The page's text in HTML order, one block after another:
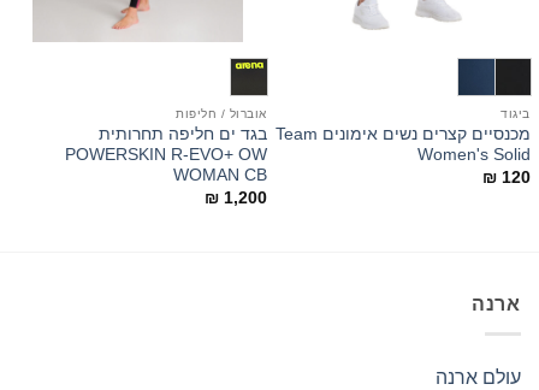
ביגוד
מכנסיים קצרים נשים אימונים Team
Women's Solid
₪ 120
אוברול / חליפות
בגד ים חליפה תחרותית
POWERSKIN R-EVO+ OW
WOMAN CB
₪ 1,200
ארנה
עולם ארנה